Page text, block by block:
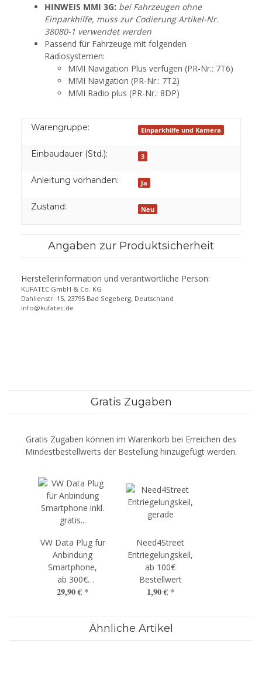
HINWEIS MMI 3G: bei Fahrzeugen ohne
Einparkhilfe, muss zur Codierung Artikel-Nr.
38080-1 verwendet werden
Passend für Fahrzeuge mit folgenden
Radiosystemen:
MMI Navigation Plus verfügen (PR-Nr.: 7T6)
MMI Navigation (PR-Nr.: 7T2)
MMI Radio plus (PR-Nr.: 8DP)
Warengruppe: Einparkhilfe und Kamera
Einbaudauer (Std.): 3
Anleitung vorhanden: Ja
Zustand: Neu
Angaben zur Produktsicherheit
Herstellerinformation und verantwortliche Person:
KUFATEC GmbH & Co. KG
Dahlienstr. 15, 23795 Bad Segeberg, Deutschland
info@kufatec.de
Gratis Zugaben
Gratis Zugaben können im Warenkorb bei Erreichen des
Mindestbestellwerts der Bestellung hinzugefügt werden.
VW Data Plug für
Anbindung
Smartphone,
ab 300€
Bestellwert
29,90 € *
Need4Street
Entriegelungskeil,
ab 100€
Bestellwert
1,90 € *
Ähnliche Artikel